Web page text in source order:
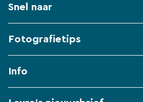
Snel naar
Fotografietips
Info